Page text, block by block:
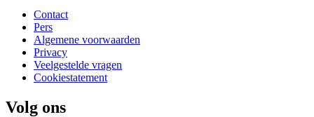
Contact
Pers
Algemene voorwaarden
Privacy
Veelgestelde vragen
Cookiestatement
Volg ons